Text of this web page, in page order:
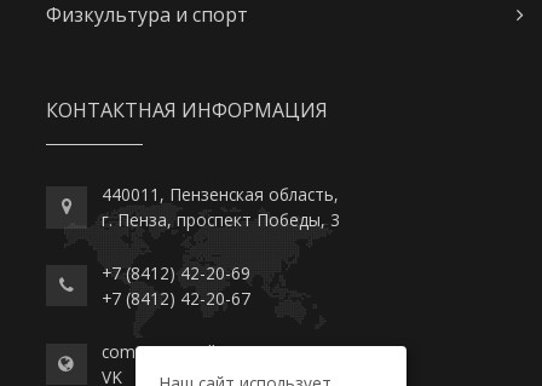
Физкультура и спорт
КОНТАКТНАЯ ИНФОРМАЦИЯ
440011, Пензенская область,
г. Пенза, проспект Победы, 3
+7 (8412) 42-20-69
+7 (8412) 42-20-67
commerce-college.ru
VK